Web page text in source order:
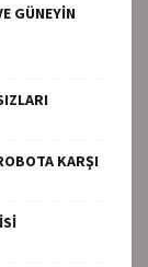
GÜNEYİN
KARŞI